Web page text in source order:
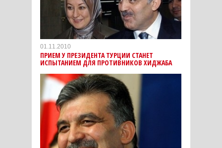
01.11.2010
ПРИЕМ У ПРЕЗИДЕНТА ТУРЦИИ СТАНЕТ
ИСПЫТАНИЕМ ДЛЯ ПРОТИВНИКОВ ХИДЖАБА